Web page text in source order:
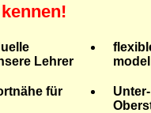
Lehrer
für